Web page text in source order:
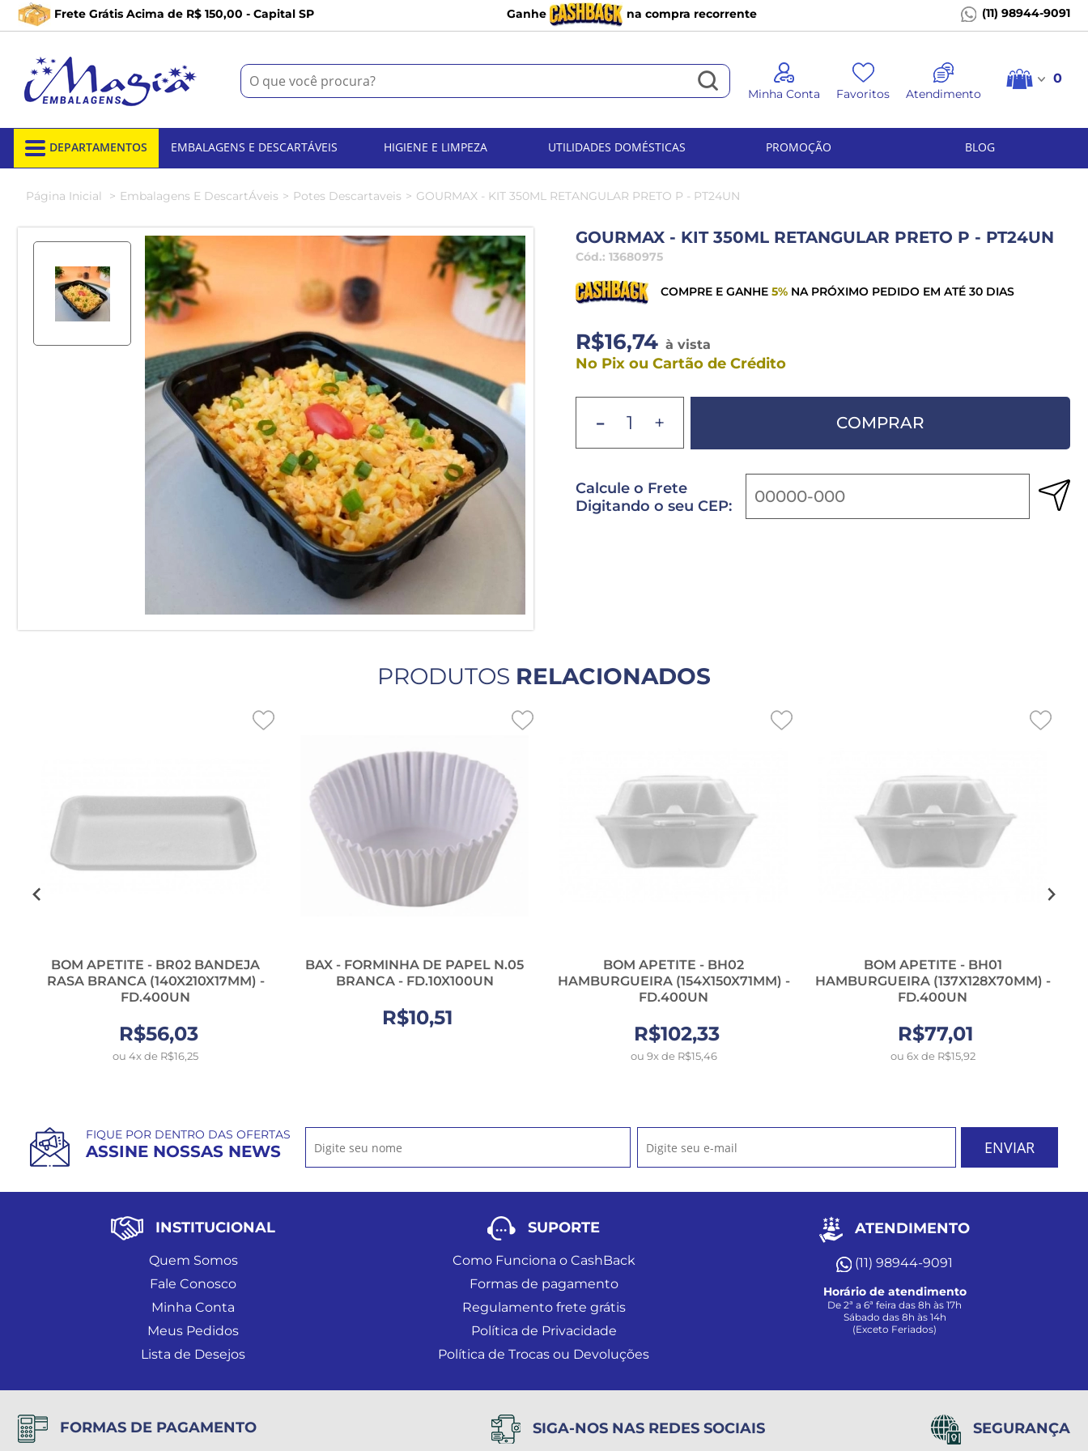
Frete Grátis Acima de R$ 150,00 - Capital SP Ganhe na compra recorrente (11) 98944-9091
Minha Conta Favoritos Atendimento
0
DEPARTAMENTOS EMBALAGENS E DESCARTÁVEIS HIGIENE E LIMPEZA UTILIDADES DOMÉSTICAS PROMOÇÃO BLOG
Página Inicial Embalagens E DescartÁveis Potes Descartaveis GOURMAX - KIT 350ML RETANGULAR PRETO P - PT24UN
GOURMAX - KIT 350ML RETANGULAR PRETO P - PT24UN
Cód.: 13680975
COMPRE E GANHE 5% NA PRÓXIMO PEDIDO EM ATÉ 30 DIAS
R$16,74 à vista
No Pix ou Cartão de Crédito
- + COMPRAR
Calcule o Frete
Digitando o seu CEP:
PRODUTOS RELACIONADOS
BOM APETITE - BR02 BANDEJA
RASA BRANCA (140X210X17MM) -
FD.400UN
R$56,03
ou 4x de R$16,25
BAX - FORMINHA DE PAPEL N.05
BRANCA - FD.10X100UN
R$10,51
BOM APETITE - BH02
HAMBURGUEIRA (154X150X71MM) -
FD.400UN
R$102,33
ou 9x de R$15,46
BOM APETITE - BH01
HAMBURGUEIRA (137X128X70MM) -
FD.400UN
R$77,01
ou 6x de R$15,92
FIQUE POR DENTRO DAS OFERTAS
ASSINE NOSSAS NEWS
INSTITUCIONAL
Quem Somos
Fale Conosco
Minha Conta
Meus Pedidos
Lista de Desejos
SUPORTE
Como Funciona o CashBack
Formas de pagamento
Regulamento frete grátis
Política de Privacidade
Política de Trocas ou Devoluções
ATENDIMENTO
(11) 98944-9091
Horário de atendimento
De 2ª a 6ª feira das 8h às 17h
Sábado das 8h às 14h
(Exceto Feriados)
FORMAS DE PAGAMENTO SIGA-NOS NAS REDES SOCIAIS SEGURANÇA